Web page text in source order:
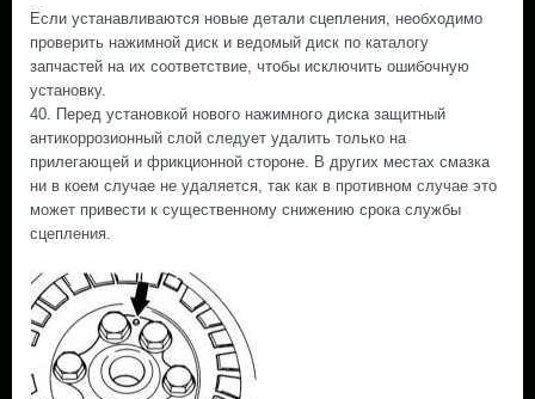
Если устанавливаются новые детали сцепления, необходимо
проверить нажимной диск и ведомый диск по каталогу
запчастей на их соответствие, чтобы исключить ошибочную
установку.
40. Перед установкой нового нажимного диска защитный
антикоррозионный слой следует удалить только на
прилегающей и фрикционной стороне. В других местах смазка
ни в коем случае не удаляется, так как в противном случае это
может привести к существенному снижению срока службы
сцепления.